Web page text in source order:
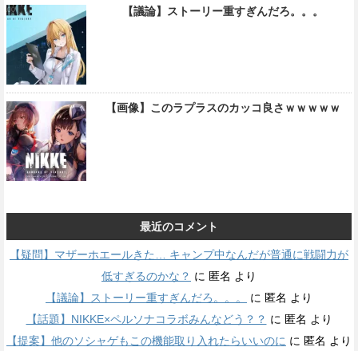
【議論】ストーリー重すぎんだろ。。。
【画像】このラプラスのカッコ良さｗｗｗｗｗ
最近のコメント
【疑問】マザーホエールきた… キャンプ中なんだが普通に戦闘力が
低すぎるのかな？ に 匿名 より
【議論】ストーリー重すぎんだろ。。。
に 匿名 より
【話題】NIKKE×ペルソナコラボみんなどう？？ に 匿名 より
【提案】他のソシャゲもこの機能取り入れたらいいのに に 匿名 より